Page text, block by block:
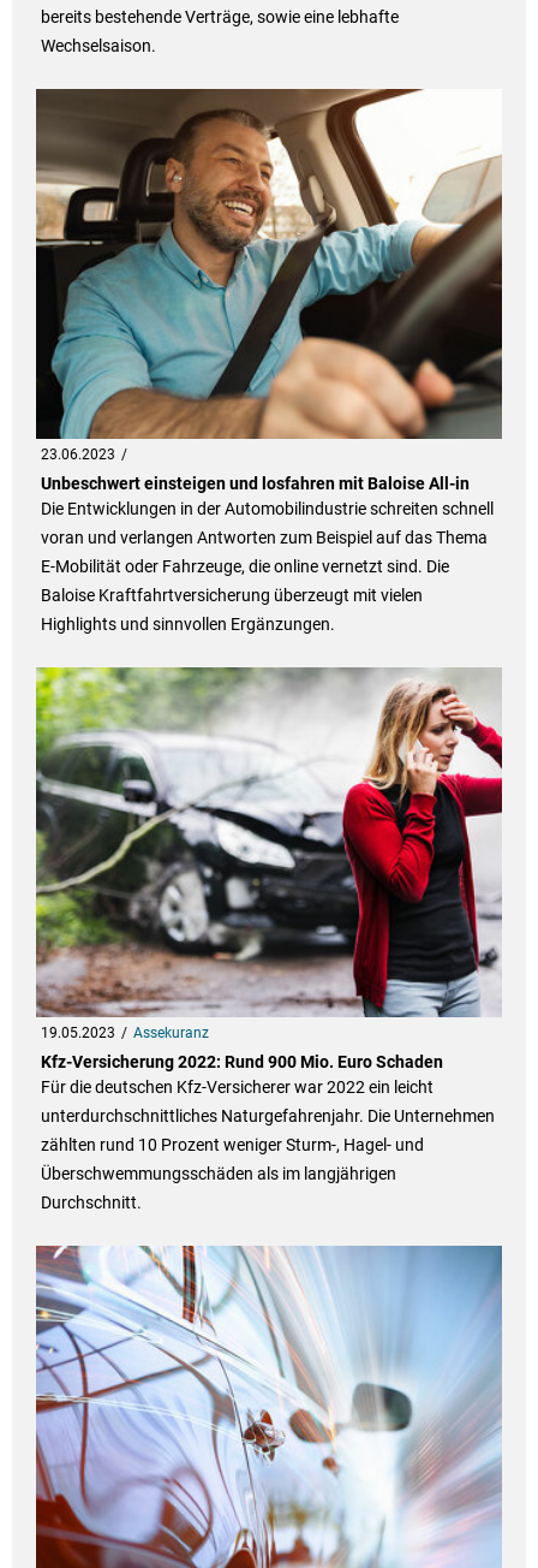
bereits bestehende Verträge, sowie eine lebhafte
Wechselsaison.
23.06.2023
Unbeschwert einsteigen und losfahren mit Baloise All-in
Die Entwicklungen in der Automobilindustrie schreiten schnell
voran und verlangen Antworten zum Beispiel auf das Thema
E-Mobilität oder Fahrzeuge, die online vernetzt sind. Die
Baloise Kraftfahrtversicherung überzeugt mit vielen
Highlights und sinnvollen Ergänzungen.
19.05.2023 Assekuranz
Kfz-Versicherung 2022: Rund 900 Mio. Euro Schaden
Für die deutschen Kfz-Versicherer war 2022 ein leicht
unterdurchschnittliches Naturgefahrenjahr. Die Unternehmen
zählten rund 10 Prozent weniger Sturm-, Hagel- und
Überschwemmungsschäden als im langjährigen
Durchschnitt.